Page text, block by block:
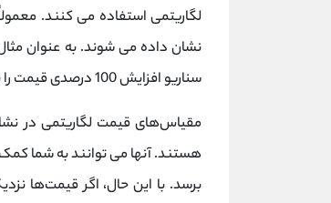
لگاریتمی استفاده می کنند.
سناریو افزایش 100 درصدی قیمت را نشان می دهند.
مقیاس‌های قیمت لگاریتمی در
هستند. آنها می توانند به شما
برسد. با این حال، اگر قیمت‌ها